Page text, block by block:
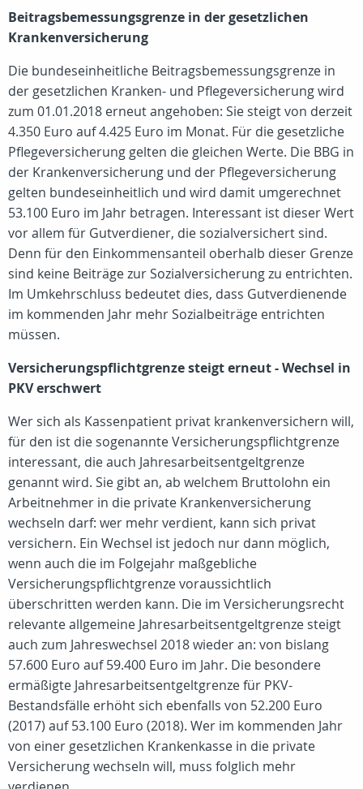
Beitragsbemessungsgrenze in der gesetzlichen
Krankenversicherung
Die bundeseinheitliche Beitragsbemessungsgrenze in
der gesetzlichen Kranken- und Pflegeversicherung wird
zum 01.01.2018 erneut angehoben: Sie steigt von derzeit
4.350 Euro auf 4.425 Euro im Monat. Für die gesetzliche
Pflegeversicherung gelten die gleichen Werte. Die BBG in
der Krankenversicherung und der Pflegeversicherung
gelten bundeseinheitlich und wird damit umgerechnet
53.100 Euro im Jahr betragen. Interessant ist dieser Wert
vor allem für Gutverdiener, die sozialversichert sind.
Denn für den Einkommensanteil oberhalb dieser Grenze
sind keine Beiträge zur Sozialversicherung zu entrichten.
Im Umkehrschluss bedeutet dies, dass Gutverdienende
im kommenden Jahr mehr Sozialbeiträge entrichten
müssen.
Versicherungspflichtgrenze steigt erneut - Wechsel in
PKV erschwert
Wer sich als Kassenpatient privat krankenversichern will,
für den ist die sogenannte Versicherungspflichtgrenze
interessant, die auch Jahresarbeitsentgeltgrenze
genannt wird. Sie gibt an, ab welchem Bruttolohn ein
Arbeitnehmer in die private Krankenversicherung
wechseln darf: wer mehr verdient, kann sich privat
versichern. Ein Wechsel ist jedoch nur dann möglich,
wenn auch die im Folgejahr maßgebliche
Versicherungspflichtgrenze voraussichtlich
überschritten werden kann. Die im Versicherungsrecht
relevante allgemeine Jahresarbeitsentgeltgrenze steigt
auch zum Jahreswechsel 2018 wieder an: von bislang
57.600 Euro auf 59.400 Euro im Jahr. Die besondere
ermäßigte Jahresarbeitsentgeltgrenze für PKV-
Bestandsfälle erhöht sich ebenfalls von 52.200 Euro
(2017) auf 53.100 Euro (2018). Wer im kommenden Jahr
von einer gesetzlichen Krankenkasse in die private
Versicherung wechseln will, muss folglich mehr